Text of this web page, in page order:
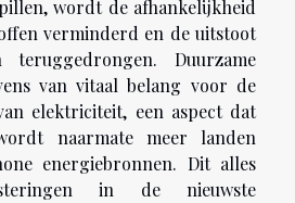
wordt de afhankelijkheid
verminderd en de uitstoot
teruggedrongen. Duurzame
van vitaal belang voor de
elektriciteit, een aspect dat
naarmate meer landen
energiebronnen. Dit alles
in de nieuwste